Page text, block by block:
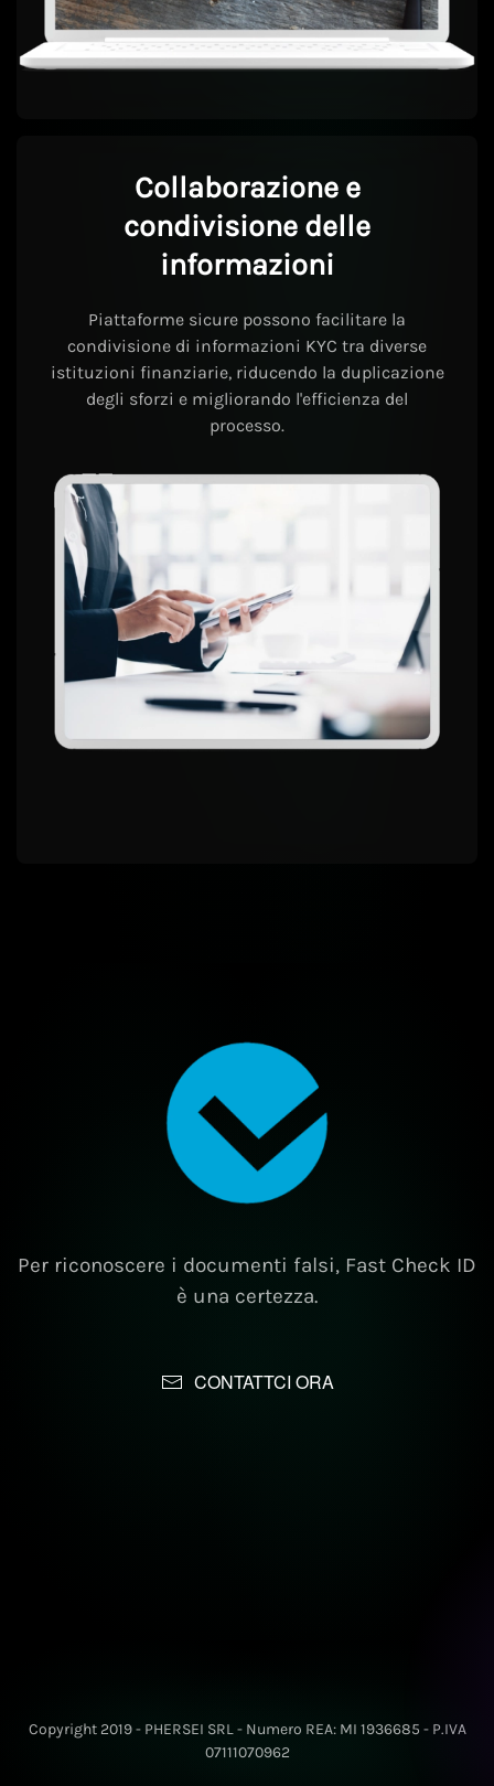
Collaborazione e
condivisione delle
informazioni
Piattaforme sicure possono facilitare la
condivisione di informazioni KYC tra diverse
istituzioni finanziarie, riducendo la duplicazione
degli sforzi e migliorando l'efficienza del
processo.
Per riconoscere i documenti falsi, Fast Check ID
è una certezza.
CONTATTCI ORA
Copyright 2019 - PHERSEI SRL - Numero REA: MI 1936685 - P.IVA
07111070962